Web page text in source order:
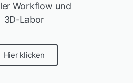
Workflow und
3D-Labor
Hier klicken